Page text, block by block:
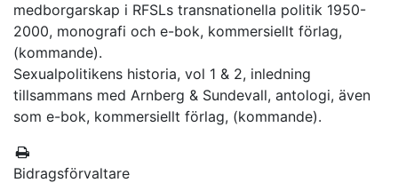
medborgarskap i RFSLs transnationella politik 1950-
2000, monografi och e-bok, kommersiellt förlag,
(kommande).
Sexualpolitikens historia, vol 1 & 2, inledning
tillsammans med Arnberg & Sundevall, antologi, även
som e-bok, kommersiellt förlag, (kommande).
Bidragsförvaltare